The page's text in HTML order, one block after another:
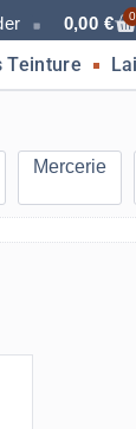
0,00 € 0
Teinture
Mercerie